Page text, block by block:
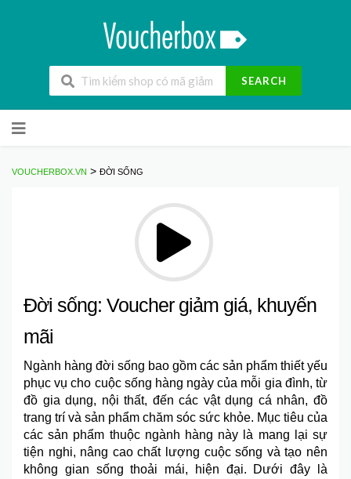
SEARCH
to
VOUCHERBOX.VN > ĐỜI SỐNG
Đời sống: Voucher giảm giá, khuyến
mãi
Ngành hàng đời sống bao gồm các sản phẩm thiết yếu
phục vụ cho cuộc sống hàng ngày của mỗi gia đình, từ
đồ gia dụng, nội thất, đến các vật dụng cá nhân, đồ
trang trí và sản phẩm chăm sóc sức khỏe. Mục tiêu của
các sản phẩm thuộc ngành hàng này là mang lại sự
tiện nghi, nâng cao chất lượng cuộc sống và tạo nên
không gian sống thoải mái, hiện đại. Dưới đây là